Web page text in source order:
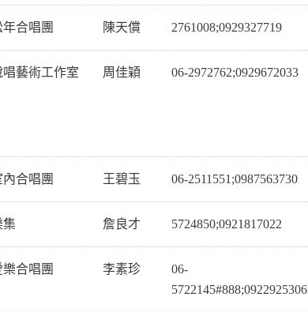
合唱團 陳天償 2761008;0929327719
唱藝術工作室 周佳穎 06-2972762;0929672033
合唱團 王碧玉 06-2511551;0987563730
集 詹良才 5724850;0921817022
合唱團 李素珍
06-
5722145#888;0922925306